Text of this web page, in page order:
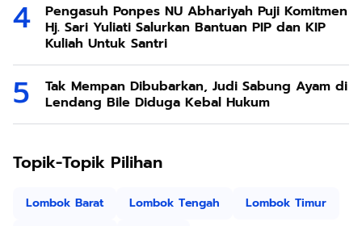
Pengasuh Ponpes NU Abhariyah Puji Komitmen
Hj. Sari Yuliati Salurkan Bantuan PIP dan KIP
Kuliah Untuk Santri
Tak Mempan Dibubarkan, Judi Sabung Ayam di
Lendang Bile Diduga Kebal Hukum
Topik-Topik Pilihan
Lombok Barat Lombok Tengah
Lombok Timur